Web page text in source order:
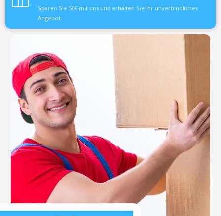
Sparen Sie 50€ mit uns und erhalten Sie Ihr unverbindliches
Angebot.